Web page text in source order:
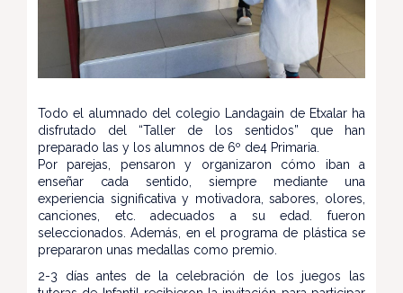
Todo el alumnado del colegio Landagain de Etxalar ha
disfrutado del “Taller de los sentidos” que han
preparado las y los alumnos de 6º de4 Primaria.
Por parejas, pensaron y organizaron cómo iban a
enseñar cada sentido, siempre mediante una
experiencia significativa y motivadora, sabores, olores,
canciones, etc. adecuados a su edad. fueron
seleccionados. Además, en el programa de plástica se
prepararon unas medallas como premio.
2-3 días antes de la celebración de los juegos las